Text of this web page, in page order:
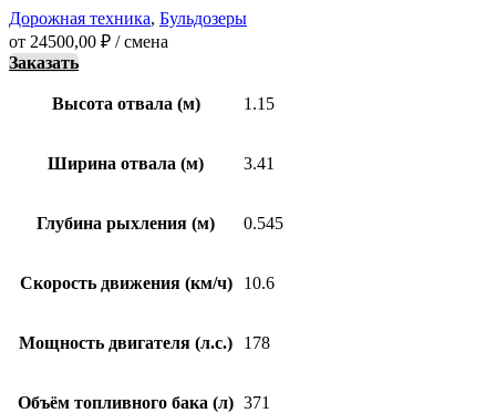
Дорожная техника, Бульдозеры
от 24500,00 ₽ / смена
Заказать
Высота отвала (м) 1.15
Ширина отвала (м) 3.41
Глубина рыхления (м) 0.545
Скорость движения (км/ч) 10.6
Мощность двигателя (л.с.) 178
Объём топливного бака (л) 371